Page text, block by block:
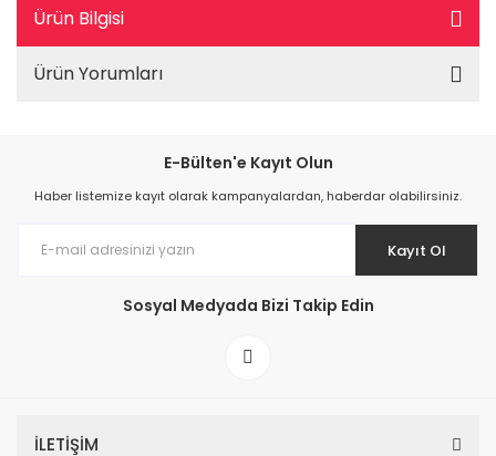
Ürün Bilgisi
Ürün Yorumları
E-Bülten'e Kayıt Olun
Haber listemize kayıt olarak kampanyalardan, haberdar olabilirsiniz.
Kayıt Ol
Sosyal Medyada Bizi Takip Edin
İLETİŞİM